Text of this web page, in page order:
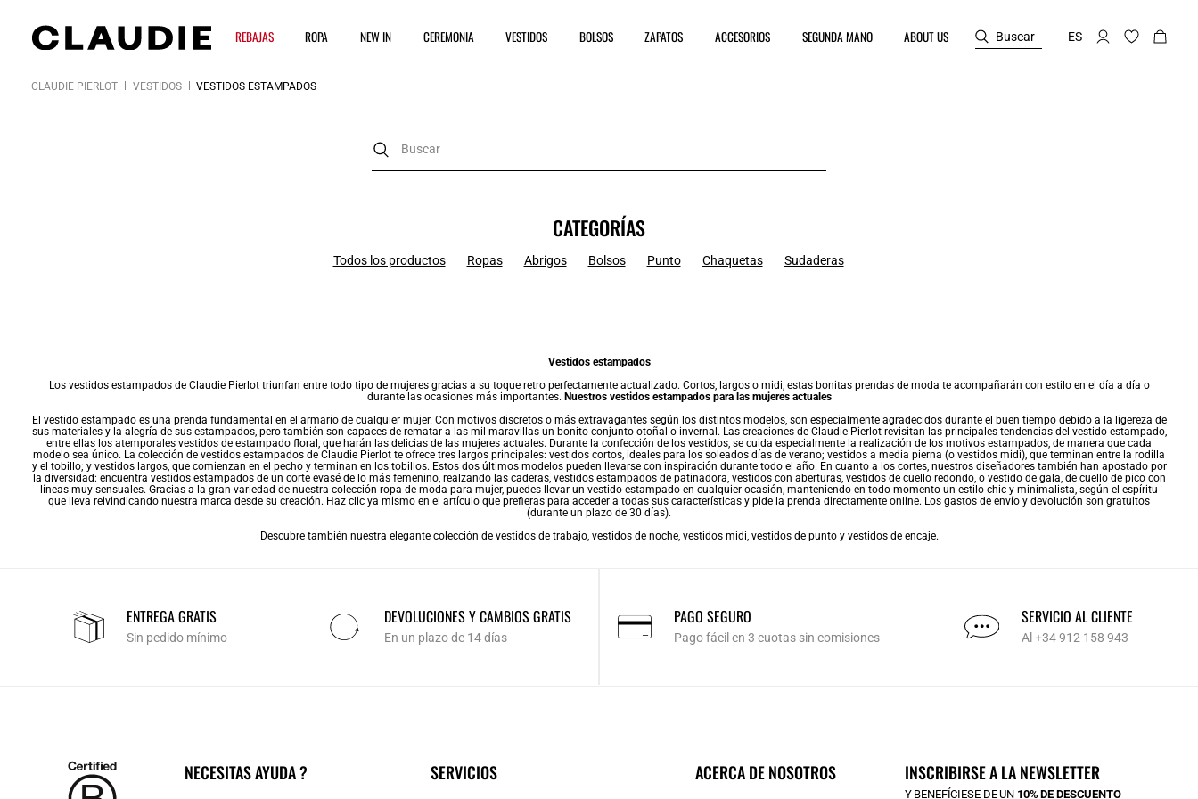
REBAJAS ROPA NEW IN CEREMONIA VESTIDOS BOLSOS ZAPATOS ACCESORIOS SEGUNDA MANO ABOUT US Buscar ES
CLAUDIE PIERLOT VESTIDOS VESTIDOS ESTAMPADOS
CATEGORÍAS
Todos los productos Ropas Abrigos Bolsos Punto Chaquetas Sudaderas
Vestidos estampados
Los vestidosestampados de Claudie Pierlot triunfan entre todo tipo de mujeres gracias a su toque retro perfectamente actualizado. Cortos, largos o midi, estas bonitas prendas de moda te acompañarán con estilo en el día a día o
durante las ocasiones más importantes. Nuestros vestidos estampados para las mujeres actuales
El vestido estampado es una prenda fundamental en el armario de cualquier mujer. Con motivos discretos o más extravagantes según los distintos modelos, son especialmente agradecidos durante el buen tiempo debido a la ligereza de
sus materiales y la alegría de sus estampados, pero también son capaces de rematar a las mil maravillas un bonito conjunto otoñal o invernal. Las creaciones de Claudie Pierlot revisitan las principales tendencias del vestido estampado,
entre ellas los atemporales vestidos de estampado floral, que harán las delicias de las mujeres actuales. Durante la confección de los vestidos, se cuida especialmente la realización de los motivos estampados, de manera que cada
modelo sea único. La colección de vestidos estampados de Claudie Pierlot te ofrece tres largos principales: vestidos cortos, ideales para los soleados días de verano; vestidos a media pierna (o vestidos midi), que terminan entre la rodilla
y el tobillo; y vestidos largos, que comienzan en el pecho y terminan en los tobillos. Estos dos últimos modelos pueden llevarse con inspiración durante todo el año. En cuanto a los cortes, nuestros diseñadores también han apostado por
la diversidad: encuentra vestidos estampados de un corte evasé de lo más femenino, realzando las caderas, vestidos estampados de patinadora, vestidos con aberturas, vestidos de cuello redondo, o vestido de gala, de cuello de pico con
líneas muy sensuales. Gracias a la gran variedad de nuestra colección ropa de moda para mujer, puedes llevar un vestido estampado en cualquier ocasión, manteniendo en todo momento un estilo chic y minimalista, según el espíritu
que lleva reivindicando nuestra marca desde su creación. Haz clic ya mismo en el artículo que prefieras para acceder a todas sus características y pide la prenda directamente online. Los gastos de envío y devolución son gratuitos
(durante un plazo de 30 días).
Descubre también nuestra elegante colección de vestidos de trabajo, vestidos de noche, vestidos midi, vestidos de puntoy vestidos de encaje.
ENTREGA GRATIS
Sin pedido mínimo
DEVOLUCIONES Y CAMBIOS GRATIS
En un plazo de 14 días
PAGO SEGURO
Pago fácil en 3 cuotas sin comisiones
SERVICIO AL CLIENTE
Al +34 912 158 943
NECESITAS AYUDA ? SERVICIOS ACERCA DE NOSOTROS INSCRIBIRSE A LA NEWSLETTER
Y BENEFÍCIESE DE UN 10% DE DESCUENTO